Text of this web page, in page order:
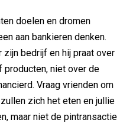
doelen en dromen
aan bankieren denken.
zijn bedrijf en hij praat over
producten, niet over de
Vraag vrienden om
zich het eten en jullie
maar niet de pintransactie